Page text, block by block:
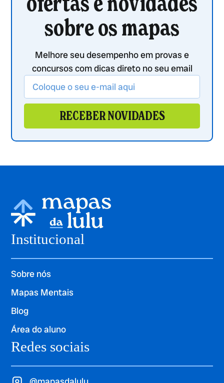
sobre os mapas
Melhore seu desempenho em provas e
concursos com dicas direto no seu email
RECEBER NOVIDADES
Institucional
Sobre nós
Mapas Mentais
Blog
Área do aluno
Redes sociais